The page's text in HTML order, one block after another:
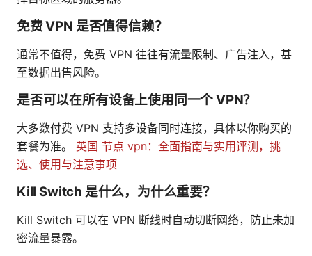
免费 VPN 是否值得信赖？
通常不值得，免费 VPN 往往有流量限制、广告注入，甚
至数据出售风险。
是否可以在所有设备上使用同一个 VPN？
大多数付费 VPN 支持多设备同时连接，具体以你购买的
套餐为准。 英国 节点 vpn：全面指南与实用评测，挑
选、使用与注意事项
Kill Switch 是什么，为什么重要？
Kill Switch 可以在 VPN 断线时自动切断网络，防止未加
密流量暴露。